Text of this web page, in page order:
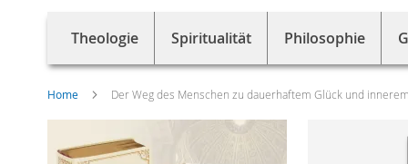
Theologie Spiritualität Philosophie
Home Der Weg des Menschen zu dauerhaftem Glück und